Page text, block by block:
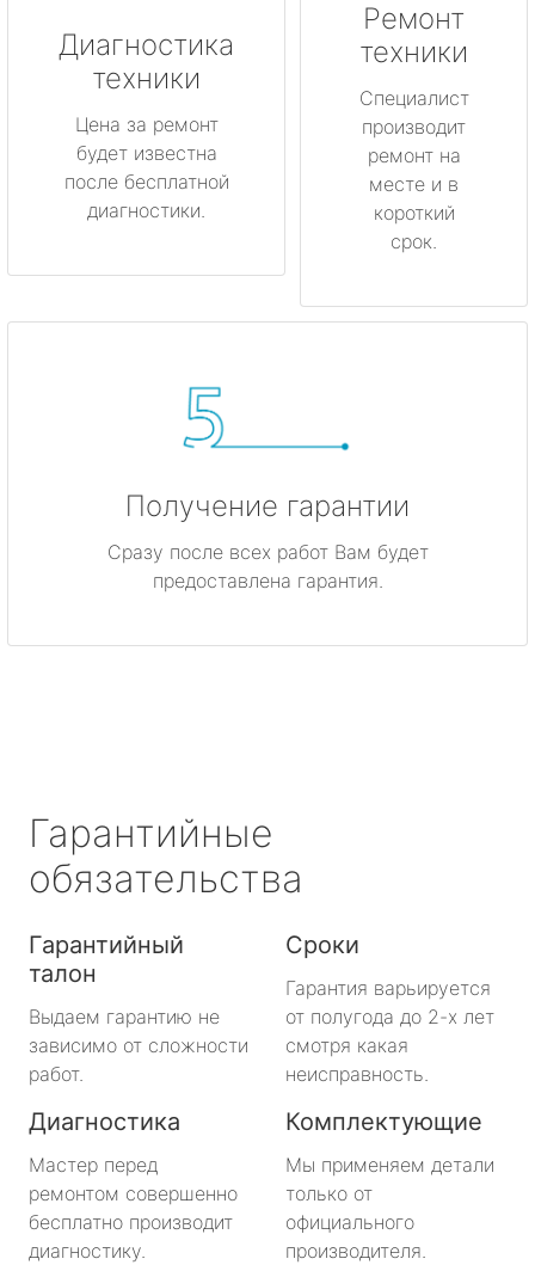
Диагностика
техники
Цена за ремонт
будет известна
после бесплатной
диагностики.
Ремонт
техники
Специалист
производит
ремонт на
месте и в
короткий
срок.
Получение гарантии
Сразу после всех работ Вам будет
предоставлена гарантия.
Гарантийные
обязательства
Гарантийный
талон
Выдаем гарантию не
зависимо от сложности
работ.
Сроки
Гарантия варьируется
от полугода до 2-х лет
смотря какая
неисправность.
Диагностика
Мастер перед
ремонтом совершенно
бесплатно производит
диагностику.
Комплектующие
Мы применяем детали
только от
официального
производителя.